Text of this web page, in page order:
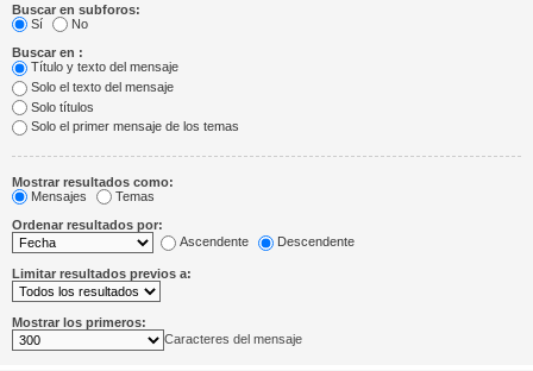
Buscar en subforos:
Sí
No
Buscar en :
Título y texto del mensaje
Solo el texto del mensaje
Solo títulos
Solo el primer mensaje de los temas
Mostrar resultados como:
Mensajes
Temas
Ordenar resultados por:
Ascendente
Descendente
Limitar resultados previos a:
Mostrar los primeros:
Caracteres del mensaje